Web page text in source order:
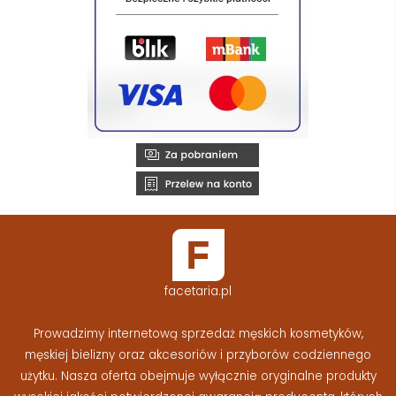
facetaria.pl
Prowadzimy internetową sprzedaż męskich kosmetyków,
męskiej bielizny oraz akcesoriów i przyborów codziennego
użytku. Nasza oferta obejmuje wyłącznie oryginalne produkty